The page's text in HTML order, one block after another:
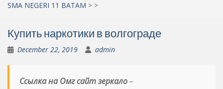
SMA NEGERI 11 BATAM > >
Купить наркотики в волгограде
December 22, 2019 admin
Ссылка на Омг сайт зеркало–